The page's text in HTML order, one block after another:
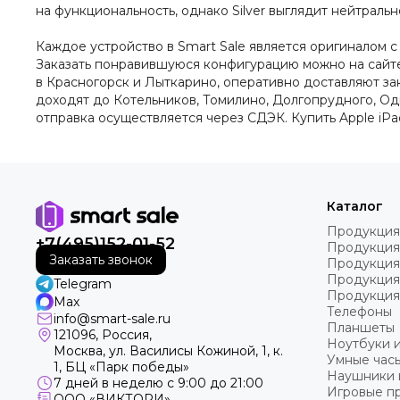
на функциональность, однако Silver выглядит
Каждое устройство в Smart Sale является
Заказать понравившуюся конфигурацию можно на
в Красногорск и Лыткарино, оперативно доставляют
доходят до Котельников, Томилино, Долгопрудного,
отправка осуществляется через СДЭК. Купить Apple
+7(495)152-01-52
Заказать звонок
Telegram
Max
info@smart-sale.ru
121096, Россия,
Москва, ул. Василисы Кожиной, 1, к.
1, БЦ «Парк победы»
7 дней в неделю с 9:00 до 21:00
Каталог
Телефоны
Планшеты
Ноутбуки
Умные
Наушники
Игровые